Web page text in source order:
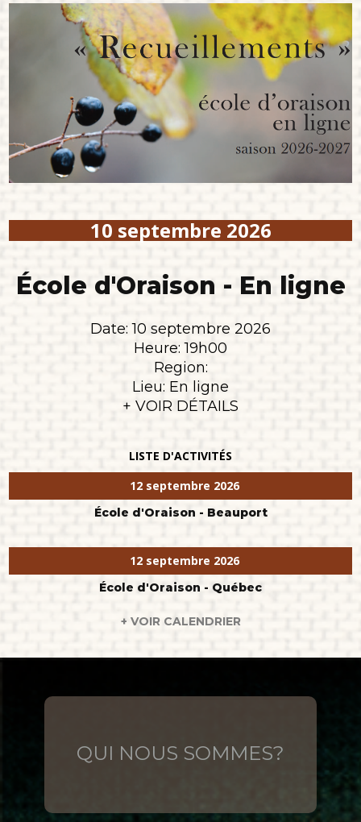
10 septembre 2026
École d'Oraison - En ligne
Date: 10 septembre 2026
Heure: 19h00
Region:
Lieu: En ligne
+ VOIR DÉTAILS
LISTE D'ACTIVITÉS
12 septembre 2026
École d'Oraison - Beauport
12 septembre 2026
École d'Oraison - Québec
+ VOIR CALENDRIER
QUI NOUS SOMMES?